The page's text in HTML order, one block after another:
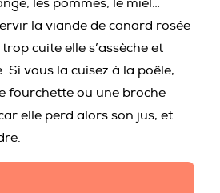
la viande de canard rosée
cuite elle s’assèche et
vous la cuisez à la poêle,
fourchette ou une broche
elle perd alors son jus, et